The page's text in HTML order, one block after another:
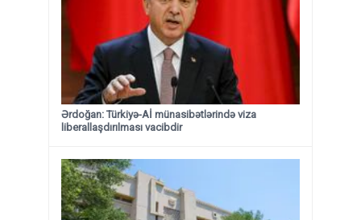
Ərdoğan: Türkiyə-Aİ münasibətlərində viza
liberallaşdırılması vacibdir